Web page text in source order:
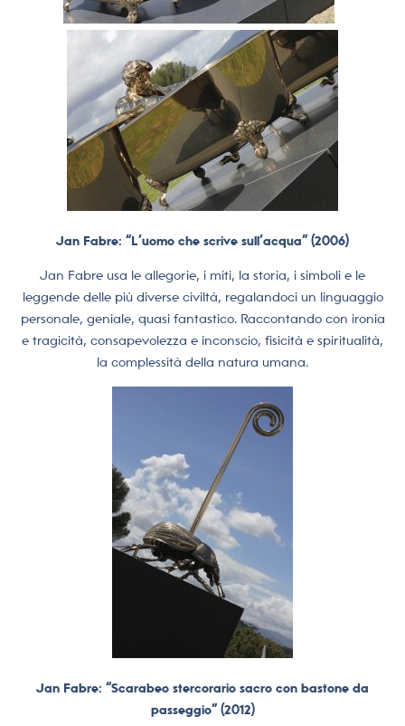
Jan Fabre: “L’uomo che scrive sull’acqua” (2006)
Jan Fabre usa le allegorie, i miti, la storia, i simboli e le
leggende delle più diverse civiltà, regalandoci un linguaggio
personale, geniale, quasi fantastico. Raccontando con ironia
e tragicità, consapevolezza e inconscio, fisicità e spiritualità,
la complessità della natura umana.
Jan Fabre: “Scarabeo stercorario sacro con bastone da
passeggio” (2012)